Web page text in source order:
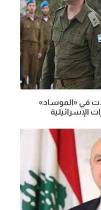
في «الموساد»
الإسرائيلية